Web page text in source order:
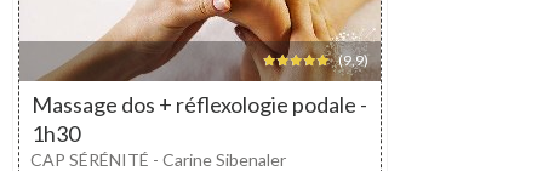
(9,9)
Massage dos + réflexologie podale -
1h30
CAP SÉRÉNITÉ - Carine Sibenaler